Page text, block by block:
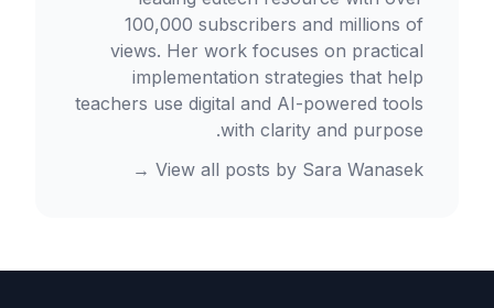
100,000 subscribers and millions of
views. Her work focuses on practical
implementation strategies that help
teachers use digital and AI-powered tools
with clarity and purpose.
View all posts by Sara Wanasek
→